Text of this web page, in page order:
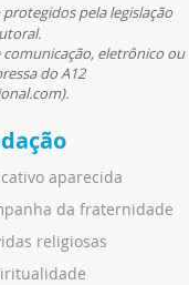
pela legislação
eletrônico ou
do A12
aparecida
da fraternidade
religiosas